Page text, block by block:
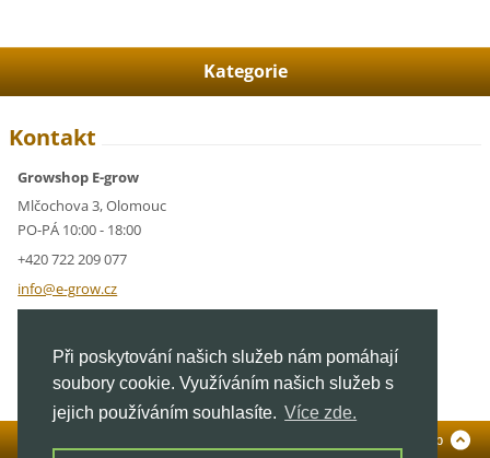
Při poskytování našich služeb nám pomáhají
soubory cookie. Využíváním našich služeb s
jejich používáním souhlasíte. Více zde.
Kategorie
Kontakt
Growshop E-grow
Mlčochova 3, Olomouc
PO-PÁ 10:00 - 18:00
+420 722 209 077
info@e-grow.cz
IČ: 05928591
DIČ: CZ05928591
To Top